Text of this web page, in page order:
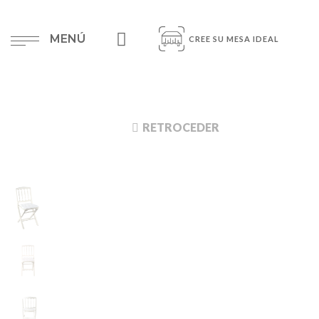
MENÚ CREE SU MESA IDEAL
RETROCEDER